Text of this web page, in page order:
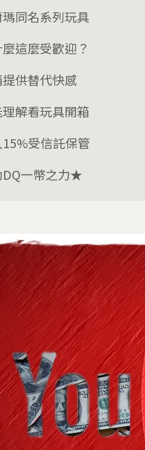
同名系列玩具
這麼受歡迎？
供替代快感
解看玩具開箱
受信託保管
一幣之力★